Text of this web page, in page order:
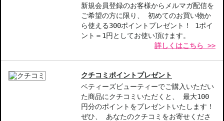
◇こちらの商品は代引きでの発送ができかねます。代引きでご注文
いただいた場合は、コンビニ後払いに変更をさせて頂きます。コン
ビニ後払いには、決済代行会社による審査がございます。予めご了
◇こちらの商品は、ヤマト運輸、佐川急便もしくは日本郵便で発送
をさせて頂きます。配送便のご指定はできません。
◇お届け日・お時間帯指定は承っておりません。
◇配送伝票の依頼主名、納品書に弊社以外の物流センター社名が記
載されることがあります。
◇上記注意書き記載がある商品の合計金額が16666円以上の場合、
別途手数料が発生する場合があります。予めご了承ください。
新規会員登録のお客様からメルマガ配信を
ご希望の方に限り、 初めてのお買い物か
ら使える300ポイントプレゼント！ 1ポイ
ント＝1円としてお使い頂けます。
詳しくはこちら >>
クチコミポイントプレゼント
ベティーズビューティーでご購入いただい
た商品にクチコミいただくと、 最大100
円分のポイントをプレゼントいたします！
ぜひ、 あなたのクチコミをお寄せくださ